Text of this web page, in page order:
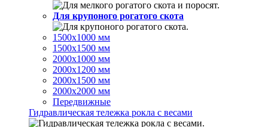
Для крупоного рогатого скота
1500х1000 мм
1500х1500 мм
2000х1000 мм
2000х1200 мм
2000х1500 мм
2000х2000 мм
Передвижные
Гидравлическая тележка рокла с весами